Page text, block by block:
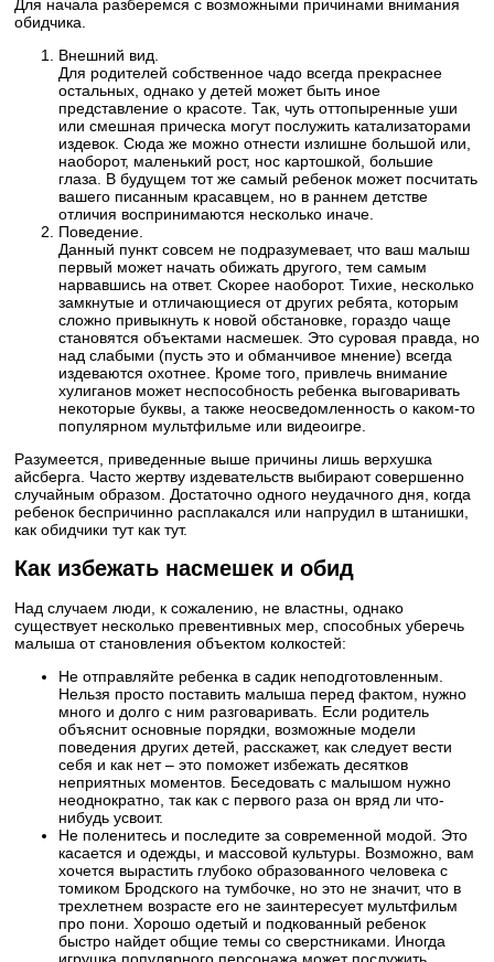
Для начала разберемся с возможными причинами внимания
обидчика.
Внешний вид.
Для родителей собственное чадо всегда прекраснее
остальных, однако у детей может быть иное
представление о красоте. Так, чуть оттопыренные уши
или смешная прическа могут послужить катализаторами
издевок. Сюда же можно отнести излишне большой или,
наоборот, маленький рост, нос картошкой, большие
глаза. В будущем тот же самый ребенок может посчитать
вашего писанным красавцем, но в раннем детстве
отличия воспринимаются несколько иначе.
Поведение.
Данный пункт совсем не подразумевает, что ваш малыш
первый может начать обижать другого, тем самым
нарвавшись на ответ. Скорее наоборот. Тихие, несколько
замкнутые и отличающиеся от других ребята, которым
сложно привыкнуть к новой обстановке, гораздо чаще
становятся объектами насмешек. Это суровая правда, но
над слабыми (пусть это и обманчивое мнение) всегда
издеваются охотнее. Кроме того, привлечь внимание
хулиганов может неспособность ребенка выговаривать
некоторые буквы, а также неосведомленность о каком-то
популярном мультфильме или видеоигре.
Разумеется, приведенные выше причины лишь верхушка
айсберга. Часто жертву издевательств выбирают совершенно
случайным образом. Достаточно одного неудачного дня, когда
ребенок беспричинно расплакался или напрудил в штанишки,
как обидчики тут как тут.
Как избежать насмешек и обид
Над случаем люди, к сожалению, не властны, однако
существует несколько превентивных мер, способных уберечь
малыша от становления объектом колкостей:
Не отправляйте ребенка в садик неподготовленным.
Нельзя просто поставить малыша перед фактом, нужно
много и долго с ним разговаривать. Если родитель
объяснит основные порядки, возможные модели
поведения других детей, расскажет, как следует вести
себя и как нет – это поможет избежать десятков
неприятных моментов. Беседовать с малышом нужно
неоднократно, так как с первого раза он вряд ли что-
нибудь усвоит.
Не поленитесь и последите за современной модой. Это
касается и одежды, и массовой культуры. Возможно, вам
хочется вырастить глубоко образованного человека с
томиком Бродского на тумбочке, но это не значит, что в
трехлетнем возрасте его не заинтересует мультфильм
про пони. Хорошо одетый и подкованный ребенок
быстро найдет общие темы со сверстниками. Иногда